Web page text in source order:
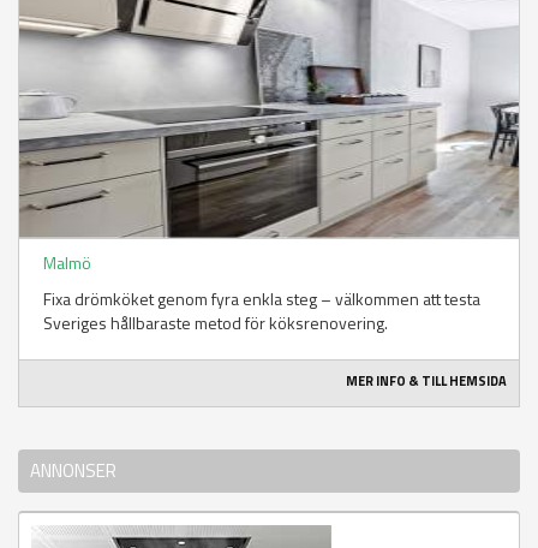
Malmö
Fixa drömköket genom fyra enkla steg – välkommen att testa
Sveriges hållbaraste metod för köksrenovering.
MER INFO & TILL HEMSIDA
ANNONSER